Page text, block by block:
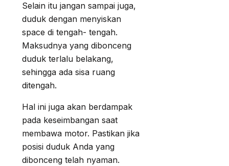
Selain itu jangan sampai juga,
duduk dengan menyiskan
space di tengah- tengah.
Maksudnya yang dibonceng
duduk terlalu belakang,
sehingga ada sisa ruang
ditengah.
Hal ini juga akan berdampak
pada keseimbangan saat
membawa motor. Pastikan jika
posisi duduk Anda yang
dibonceng telah nyaman.